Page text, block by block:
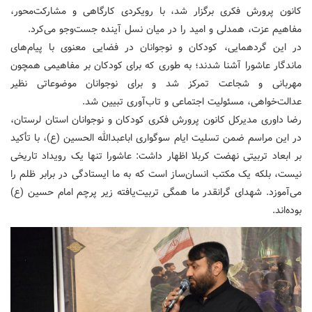
کانون پرورش فکری برگزار شد، با رویکردی کارگاهی و مشارکت‌محور،
مفاهیم عزت، همدلی و امید را در میان نسل آینده جست‌وجو می‌کرد.
در این گردهمایی، کودکان و نوجوانان در فضایی معنوی با پیام‌های
ماندگار عاشورا آشنا شدند؛ به طوری که برای کودکان بر مفاهیمی همچون
مهربانی و شجاعت تمرکز شد و برای نوجوانان موضوعاتی نظیر
عدالت‌خواهی، مسئولیت اجتماعی و تاب‌آوری تبیین شد.
رضا داوری مدیرکل کانون پرورش فکری کودکان و نوجوانان استان لرستان،
در این مراسم ضمن تسلیت ایام سوگواری اباعبدالله الحسین (ع)، با تأکید
بر ابعاد تربیتی نهضت کربلا اظهار داشت: عاشورا تنها یک رویداد تاریخی
نیست، بلکه یک مکتب انسان‌ساز است که به ما ایستادگی در برابر ظلم را
می‌آموزد. شهدای گرانقدر ما همگی تربیت‌یافته زیر پرچم امام حسین (ع)
بوده‌اند.